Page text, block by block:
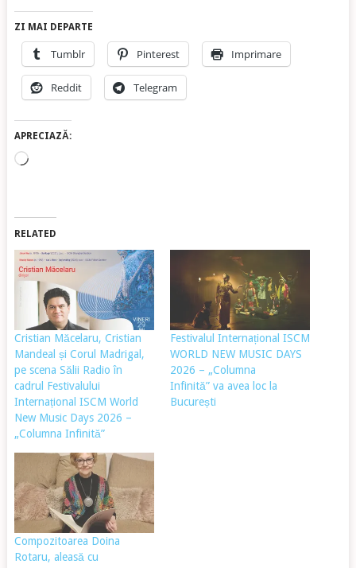
ZI MAI DEPARTE
Tumblr Pinterest Imprimare
Reddit Telegram
APRECIAZĂ:
Încarc...
RELATED
Cristian Măcelaru, Cristian
Mandeal și Corul Madrigal,
pe scena Sălii Radio în
cadrul Festivalului
Internațional ISCM World
New Music Days 2026 –
„Columna Infinită”
Festivalul Internațional ISCM
WORLD NEW MUSIC DAYS
2026 – „Columna
Infinită” va avea loc la
București
Compozitoarea Doina
Rotaru, aleasă cu